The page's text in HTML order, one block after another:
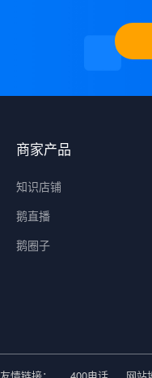
商家产品
知识店铺
鹅直播
鹅圈子